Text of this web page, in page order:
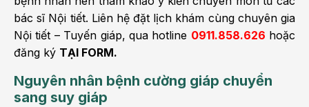
bác sĩ Nội tiết. Liên hệ đặt lịch khám cùng chuyên gia
Nội tiết – Tuyến giáp, qua hotline 0911.858.626 hoặc
đăng ký TẠI FORM.
Nguyên nhân bệnh cường giáp chuyển
sang suy giáp